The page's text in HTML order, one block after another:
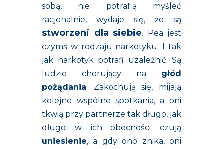
sobą, nie potrafią myśleć
racjonalnie, wydaje się, że są
stworzeni dla siebie. Pea jest
czymś w rodzaju narkotyku. I tak
jak narkotyk potrafi uzależnić. Są
ludzie chorujący na głód
pożądania. Zakochują się, mijają
kolejne wspólne spotkania, a oni
tkwią przy partnerze tak długo, jak
długo w ich obecności czują
uniesienie, a gdy ono znika, oni